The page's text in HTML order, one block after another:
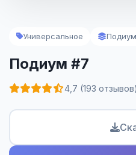
Универсальное
Подиум #7
4,7 (193 отзывов)